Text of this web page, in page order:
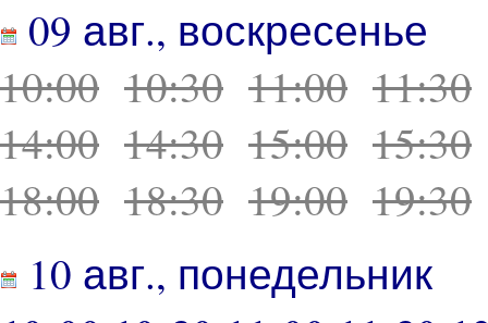
09 авг., воскресенье
10:00 10:30 11:00 11:30
14:00 14:30 15:00 15:30
18:00 18:30 19:00 19:30
10 авг., понедельник